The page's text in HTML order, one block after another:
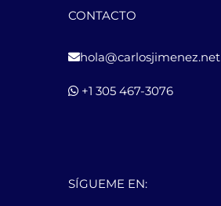
CONTACTO
hola@carlosjimenez.net
+1 305 467-3076
SÍGUEME EN: